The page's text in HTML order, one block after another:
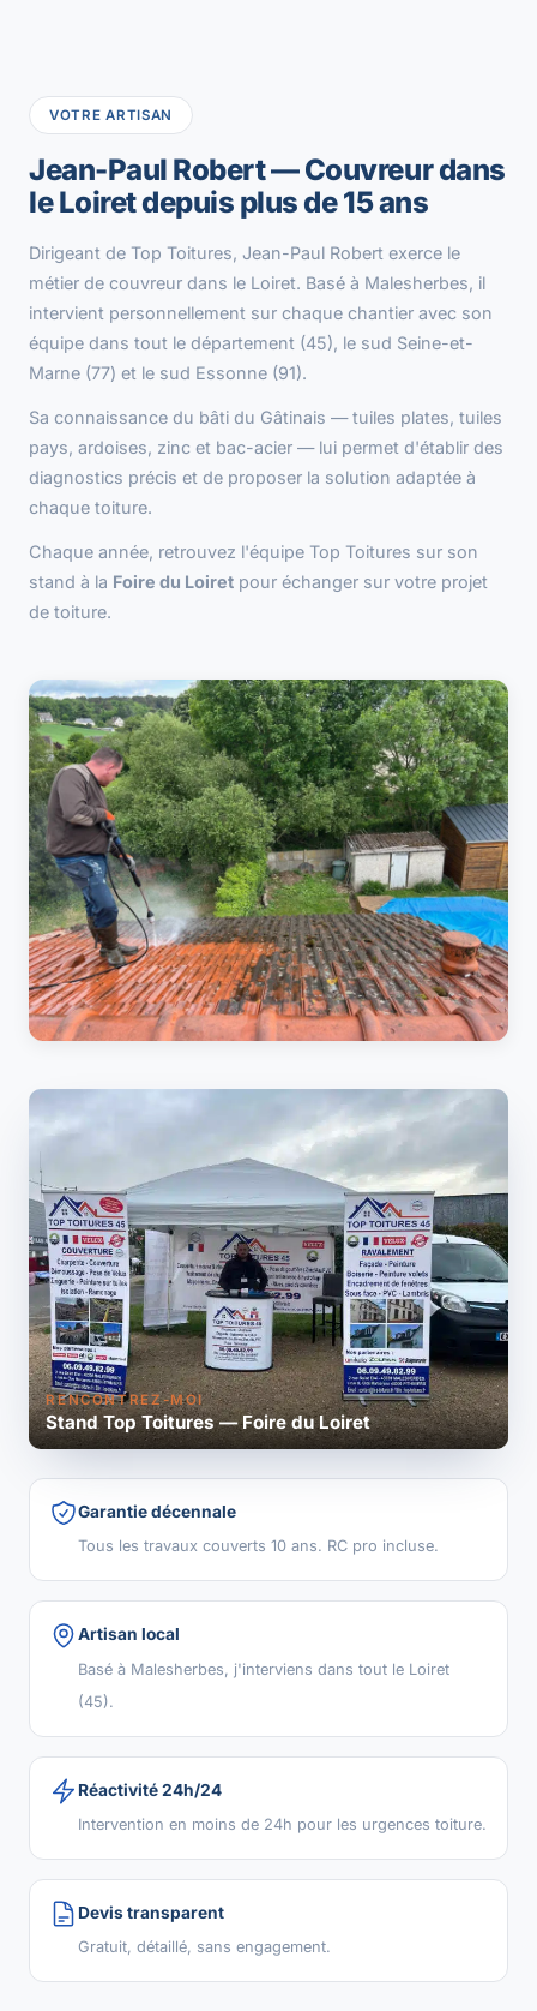
VOTRE ARTISAN
Jean-Paul Robert — Couvreur dans
le Loiret depuis plus de 15 ans
Dirigeant de Top Toitures, Jean-Paul Robert exerce le
métier de couvreur dans le Loiret. Basé à Malesherbes, il
intervient personnellement sur chaque chantier avec son
équipe dans tout le département (45), le sud Seine-et-
Marne (77) et le sud Essonne (91).
Sa connaissance du bâti du Gâtinais — tuiles plates, tuiles
pays, ardoises, zinc et bac-acier — lui permet d'établir des
diagnostics précis et de proposer la solution adaptée à
chaque toiture.
Chaque année, retrouvez l'équipe Top Toitures sur son
stand à la Foire du Loiret pour échanger sur votre projet
de toiture.
RENCONTREZ-MOI
Stand Top Toitures — Foire du Loiret
Garantie décennale
Tous les travaux couverts 10 ans. RC pro incluse.
Artisan local
Basé à Malesherbes, j'interviens dans tout le Loiret
(45).
Réactivité 24h/24
Intervention en moins de 24h pour les urgences toiture.
Devis transparent
Gratuit, détaillé, sans engagement.